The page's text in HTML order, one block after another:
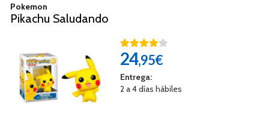
Pokemon
Pikachu Saludando
24,95€
Entrega:
2 a 4 días hábiles